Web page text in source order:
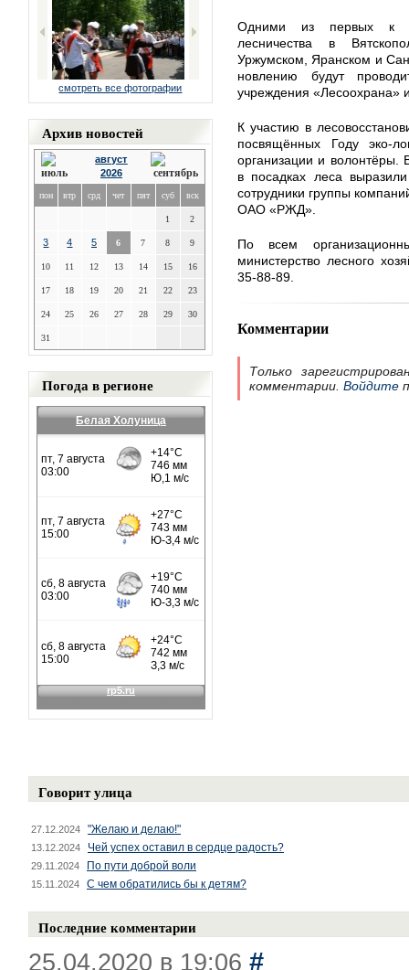
смотреть все фотографии
Архив новостей
август
2026
пон втр срд чет пят суб вск
1 2
3 4 5 6 7 8 9
10 11 12 13 14 15 16
17 18 19 20 21 22 23
24 25 26 27 28 29 30
31
Погода в регионе
Белая Холуница
Одними из первых к
лесничества в
Уржумском, Яранском и
новлению будут
учреждения «Лесоохрана»
К участию в
посвящённых Году эко-
организации и волонтёры.
в посадках леса
сотрудники группы
ОАО «РЖД».
По всем
министерство лесного
35-88-89.
Комментарии
Только
комментарии. Войдите
Говорит улица
27.12.2024 "Желаю и делаю!"
13.12.2024 Чей успех оставил в сердце радость?
29.11.2024 По пути доброй воли
15.11.2024 С чем обратились бы к детям?
Последние комментарии
25.04.2020 в 19:06 #